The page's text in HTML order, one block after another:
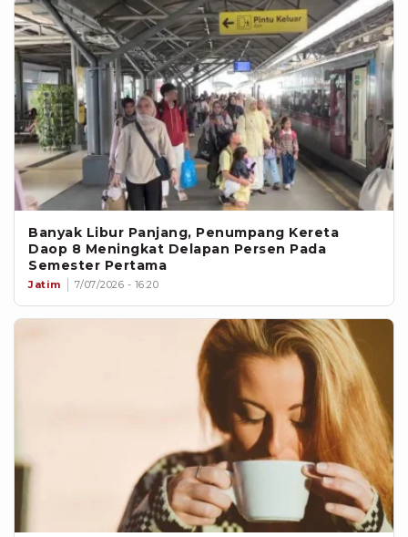
Banyak Libur Panjang, Penumpang Kereta
Daop 8 Meningkat Delapan Persen Pada
Semester Pertama
Jatim 7/07/2026 - 16:20